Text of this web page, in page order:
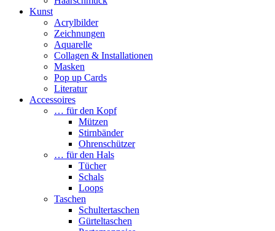
Kunst
Acrylbilder
Zeichnungen
Aquarelle
Collagen & Installationen
Masken
Pop up Cards
Literatur
Accessoires
… für den Kopf
Mützen
Stirnbänder
Ohrenschützer
… für den Hals
Tücher
Schals
Loops
Taschen
Schultertaschen
Gürteltaschen